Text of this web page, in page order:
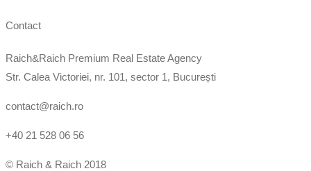
Contact
Raich&Raich Premium Real Estate Agency
Str. Calea Victoriei, nr. 101, sector 1, București
contact@raich.ro
+40 21 528 06 56
© Raich & Raich 2018